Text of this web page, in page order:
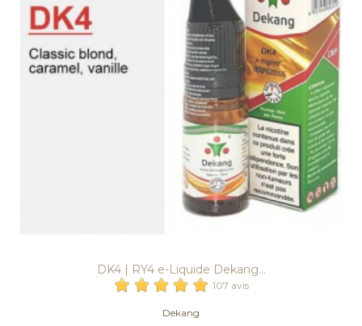
DK4 | RY4 e-Liquide Dekang...
107 avis
Dekang